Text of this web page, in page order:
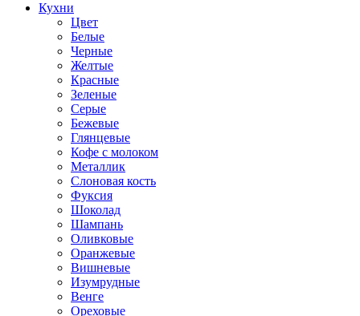
Кухни
Цвет
Белые
Черные
Желтые
Красные
Зеленые
Серые
Бежевые
Глянцевые
Кофе с молоком
Металлик
Слоновая кость
Фуксия
Шоколад
Шампань
Оливковые
Оранжевые
Вишневые
Изумрудные
Венге
Ореховые